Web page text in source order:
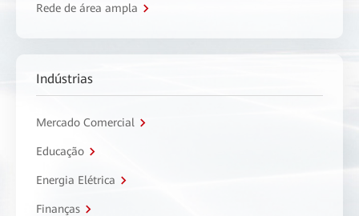
Rede de área ampla
Indústrias
Mercado Comercial
Educação
Energia Elétrica
Finanças